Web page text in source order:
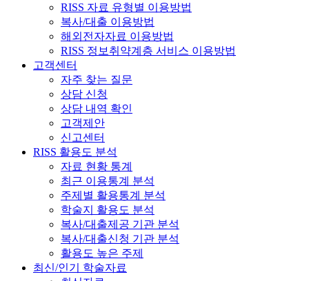
RISS 자료 유형별 이용방법
복사/대출 이용방법
해외전자자료 이용방법
RISS 정보취약계층 서비스 이용방법
고객센터
자주 찾는 질문
상담 신청
상담 내역 확인
고객제안
신고센터
RISS 활용도 분석
자료 현황 통계
최근 이용통계 분석
주제별 활용통계 분석
학술지 활용도 분석
복사/대출제공 기관 분석
복사/대출신청 기관 분석
활용도 높은 주제
최신/인기 학술자료